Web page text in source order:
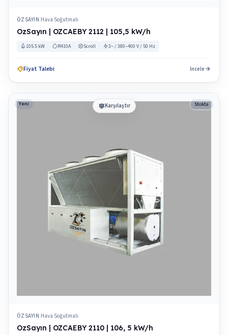
ÖZSAYIN|Hava Soğutmalı
OzSayın | OZCAEBY 2112 | 105,5 kW/h
105.5 kW R410A Scroll 3~ / 380–400 V / 50 Hz
Fiyat Talebi İncele
Karşılaştır
Yeni Stokta
ÖZSAYIN|Hava Soğutmalı
OzSayın | OZCAEBY 2110 | 106, 5 kW/h